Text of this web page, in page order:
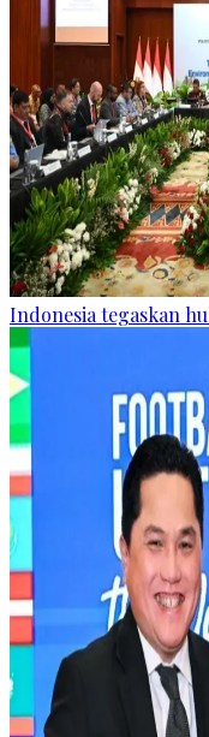
Indonesia tegaskan